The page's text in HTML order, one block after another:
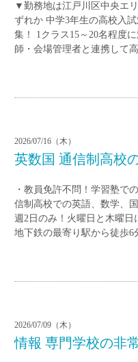
▼勤務地は江戸川区中央エ
ずれか 中学3年生の高校入
集！ 1クラス15～20名程度
師・会場管理者と連携して
2026/07/16（木）
英数国 通信制高校
・教員免許不問！学習塾で
信制高校での英語、数学、
週2日のみ！火曜日と木曜日
地下鉄の最寄り駅から徒歩
2026/07/09（木）
情報 専門学校の非